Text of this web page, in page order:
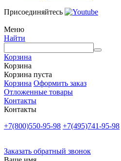
Присоединяйтесь
Меню
Найти
Корзина
Корзина
Корзина пуста
Корзина Оформить заказ
Отложенные товары
Контакты
Контакты
+7(800)550-95-98 +7(495)741-95-98
Заказать обратный звонок